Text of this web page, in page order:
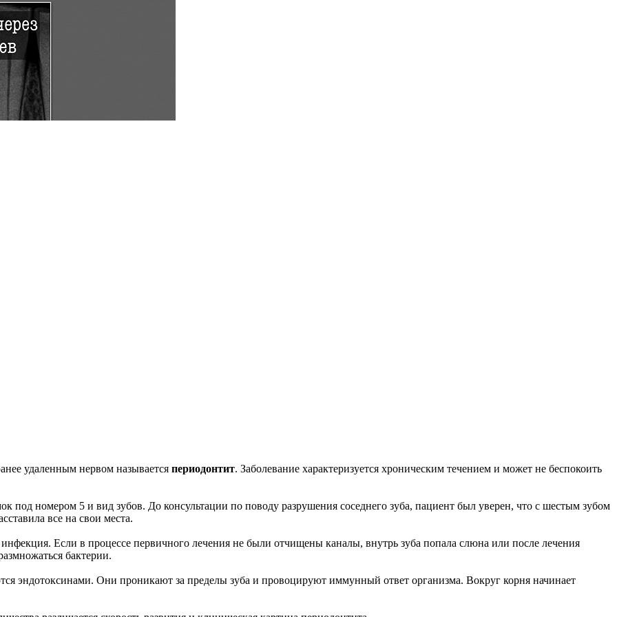
удаленным нервом называется периодонтит. Заболевание характеризуется хроническим течением и может не беспокоить
под номером 5 и вид зубов. До консультации по поводу разрушения соседнего зуба, пациент был уверен, что с шестым зубом
все на свои места.
Если в процессе первичного лечения не были отчищены каналы, внутрь зуба попала слюна или после лечения
бактерии.
эндотоксинами. Они проникают за пределы зуба и провоцируют иммунный ответ организма. Вокруг корня начинает